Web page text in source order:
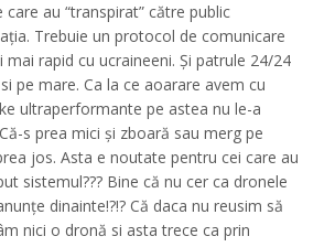
care au “transpirat” către public
Trebuie un protocol de comunicare
mai rapid cu ucraineeni. Și patrule 24/24
pe mare. Ca la ce aoarare avem cu
ultraperformante pe astea nu le-a
s prea mici și zboară sau merg pe
jos. Asta e noutate pentru cei care au
sistemul??? Bine că nu cer ca dronele
dinainte!?!? Că daca nu reusim să
nici o dronă si asta trece ca prin